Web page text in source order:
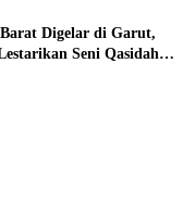
Digelar di Garut,
Seni Qasidah